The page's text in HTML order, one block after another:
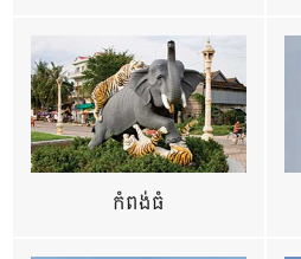
កំពង់ធំ